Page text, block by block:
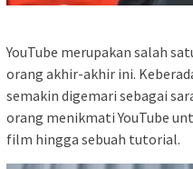
YouTube merupakan salah
orang akhir-akhir ini.
semakin digemari sebagai
orang menikmati YouTube
film hingga sebuah tutorial.